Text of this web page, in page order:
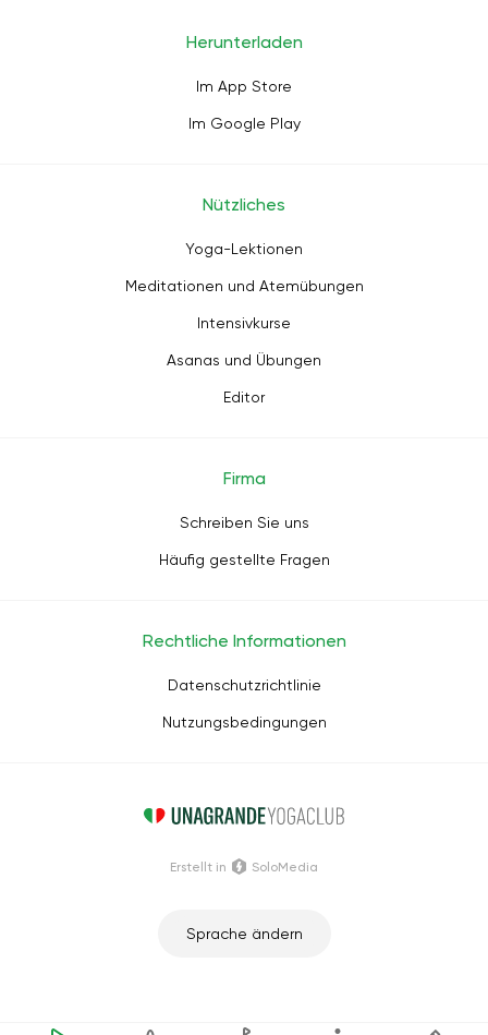
Herunterladen
Im App Store
Im Google Play
Nützliches
Yoga-Lektionen
Meditationen und Atemübungen
Intensivkurse
Asanas und Übungen
Editor
Firma
Schreiben Sie uns
Häufig gestellte Fragen
Rechtliche Informationen
Datenschutzrichtlinie
Nutzungsbedingungen
Sprache ändern
Erstellt in SoloMedia